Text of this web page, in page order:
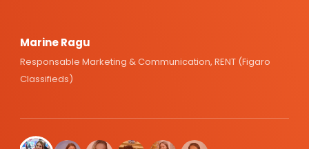
Marine Ragu
Responsable Marketing & Communication, RENT (Figaro
Classifieds)